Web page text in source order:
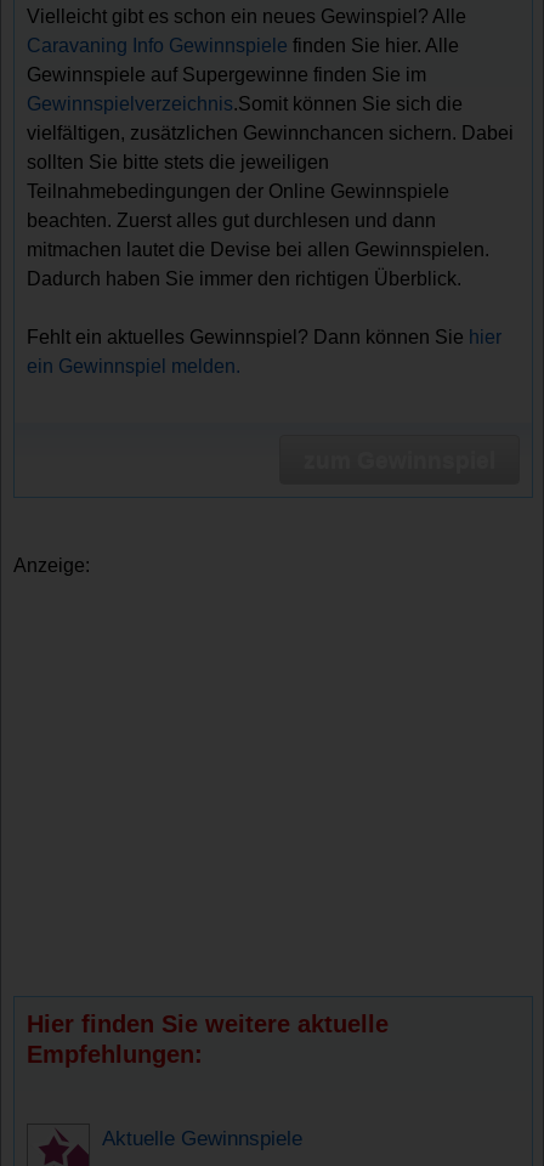
Vielleicht gibt es schon ein neues Gewinspiel? Alle
Caravaning Info Gewinnspiele finden Sie hier. Alle
Gewinnspiele auf Supergewinne finden Sie im
Gewinnspielverzeichnis.Somit können Sie sich die
vielfältigen, zusätzlichen Gewinnchancen sichern. Dabei
sollten Sie bitte stets die jeweiligen
Teilnahmebedingungen der Online Gewinnspiele
beachten. Zuerst alles gut durchlesen und dann
mitmachen lautet die Devise bei allen Gewinnspielen.
Dadurch haben Sie immer den richtigen Überblick.
Fehlt ein aktuelles Gewinnspiel? Dann können Sie hier
ein Gewinnspiel melden.
Anzeige:
Hier finden Sie weitere aktuelle
Empfehlungen:
Aktuelle Gewinnspiele